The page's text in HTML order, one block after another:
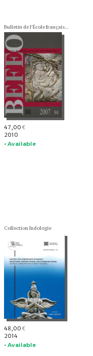
Bulletin de l'École française d'Extrême-Orient (BEFEO)
47,00 €
2010
• Available
Collection Indologie
48,00 €
2014
• Available